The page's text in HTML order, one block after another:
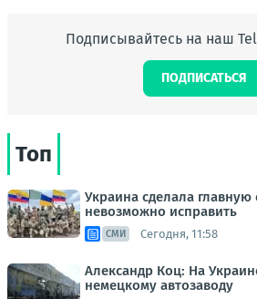
Подписывайтесь на наш
ПОДПИСАТЬСЯ
Топ
Украина сделала
невозможно исправить
СМИ Сегодня, 11:58
Александр Коц: На
немецкому автозаводу